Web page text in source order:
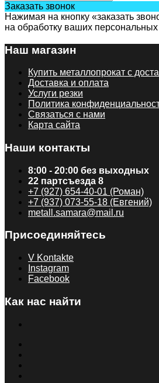
Заказать звонок
Нажимая на кнопку «заказать
на обработку ваших
Наш магазин
Купить металлопрокат с
Доставка и оплата
Услуги резки
Политика
Связаться с нами
Карта сайта
Наши контакты
8:00 - 20:00 без выходных
22 партсъезда 8
+7 (927) 654-40-01 (Роман)
+7 (937) 073-55-18 (Евгений)
metall.samara@mail.ru
Присоединяйтесь
V Kontakte
Instagram
Facebook
Как нас найти